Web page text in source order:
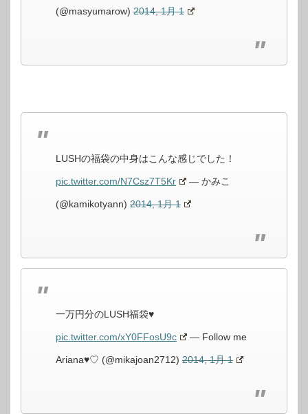
(@masyumarow) 2014, 1月 1
LUSHの福袋の中身はこんな感じでした！
pic.twitter.com/N7Csz7T5Kr — かみこ
(@kamikotyann) 2014, 1月 1
一万円分のLUSH福袋♥
pic.twitter.com/xY0FFosU9c — Follow me
Ariana♥♡ (@mikajoan2712) 2014, 1月 1